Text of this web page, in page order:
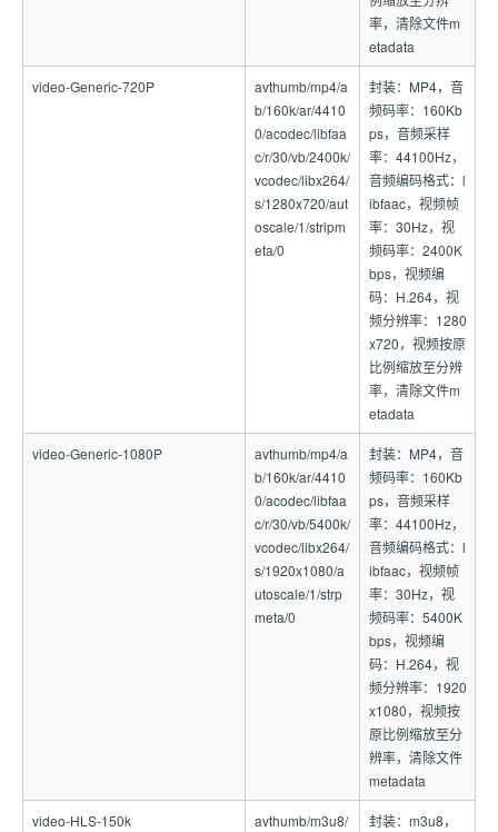
率，清除文件m
etadata
video-Generic-720P
avthumb/mp4/a
b/160k/ar/4410
0/acodec/libfaa
c/r/30/vb/2400k/
vcodec/libx264/
s/1280x720/aut
oscale/1/stripm
eta/0
封装：MP4，音
频码率：160Kb
ps，音频采样
率：44100Hz，
音频编码格式：l
ibfaac，视频帧
率：30Hz，视
频码率：2400K
bps，视频编
码：H.264，视
频分辨率：1280
x720，视频按原
比例缩放至分辨
率，清除文件m
etadata
video-Generic-1080P
avthumb/mp4/a
b/160k/ar/4410
0/acodec/libfaa
c/r/30/vb/5400k/
vcodec/libx264/
s/1920x1080/a
utoscale/1/strp
meta/0
封装：MP4，音
频码率：160Kb
ps，音频采样
率：44100Hz，
音频编码格式：l
ibfaac，视频帧
率：30Hz，视
频码率：5400K
bps，视频编
码：H.264，视
频分辨率：1920
x1080，视频按
原比例缩放至分
辨率，清除文件
metadata
video-HLS-150k
avthumb/m3u8/
封装：m3u8，